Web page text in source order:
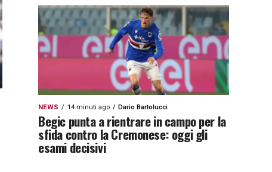
NEWS 14 minuti ago Dario Bartolucci
Begic punta a rientrare in campo per la
sfida contro la Cremonese: oggi gli
esami decisivi